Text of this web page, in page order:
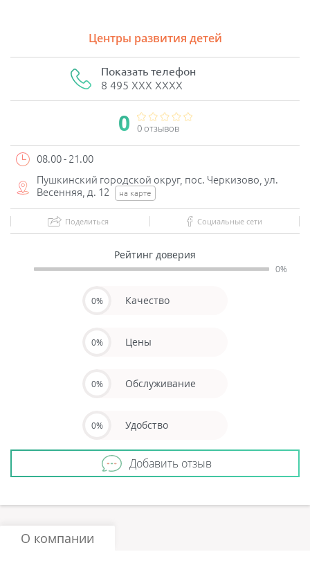
Центры развития детей
Показать телефон
8 495 XXX XXXX
0 0 отзывов
08.00 - 21.00
Пушкинский городской округ, пос. Черкизово, ул.
Весенняя, д. 12
на карте
Поделиться Социальные сети
Рейтинг доверия
0%
0% Качество
0% Цены
0% Обслуживание
0% Удобство
Добавить отзыв
О компании